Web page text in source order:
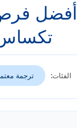
أفضل
تكساس
الفئات: ترجمة